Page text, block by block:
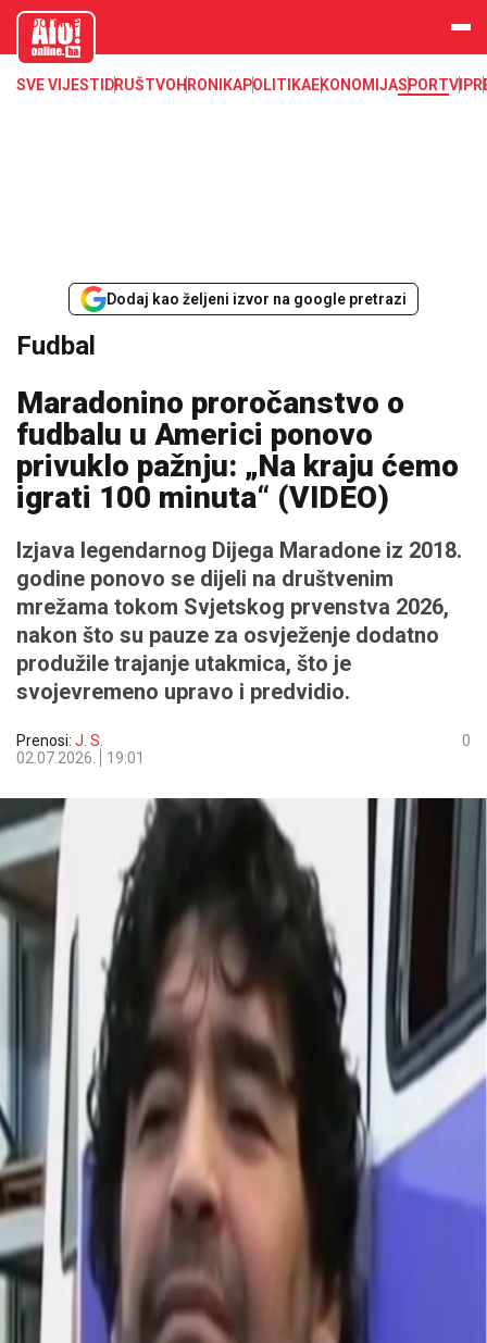
aloonline.b
SVE VIJESTI DRUŠTVOHRONIKAPOLITIKAEKONOMIJASPORTVIP
Dodaj kao željeni izvor na google pretrazi
Fudbal
Maradonino proročanstvo o
fudbalu u Americi ponovo
privuklo pažnju: „Na kraju ćemo
igrati 100 minuta“ (VIDEO)
Izjava legendarnog Dijega Maradone iz 2018.
godine ponovo se dijeli na društvenim
mrežama tokom Svjetskog prvenstva 2026,
nakon što su pauze za osvježenje dodatno
produžile trajanje utakmica, što je
svojevremeno upravo i predvidio.
Prenosi: J. S.
02.07.2026.
19:01
0